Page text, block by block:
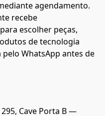
agendamento.
recebe
escolher peças,
de tecnologia
WhatsApp antes de
Cave Porta B —